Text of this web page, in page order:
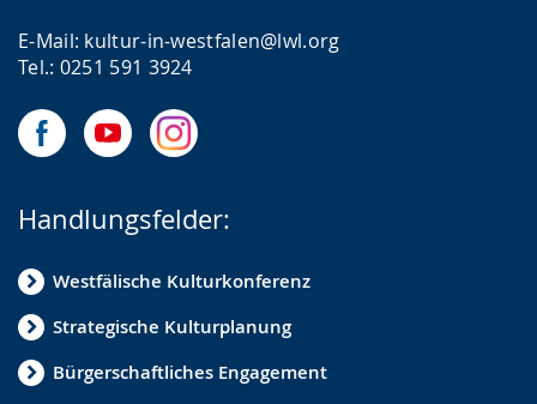
E-Mail: kultur-in-westfalen@lwl.org
Tel.: 0251 591 3924
Handlungsfelder:
Westfälische Kulturkonferenz
Strategische Kulturplanung
Bürgerschaftliches Engagement